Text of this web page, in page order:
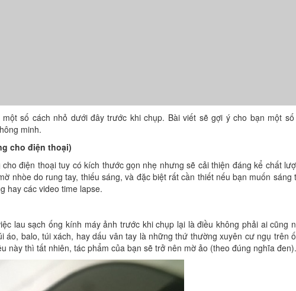
số cách nhỏ dưới đây trước khi chụp. Bài viết sẽ gợi ý cho bạn một
minh.
cho điện thoại)
điện thoại tuy có kích thước gọn nhẹ nhưng sẽ cải thiện đáng kể chất
nhòe do rung tay, thiếu sáng, và đặc biệt rất cần thiết nếu bạn muốn sáng
hay các video time lapse.
lau sạch ống kính máy ảnh trước khi chụp lại là điều không phải ai cũng
áo, balo, túi xách, hay dấu vân tay là những thứ thường xuyên cư ngụ trên
này thì tất nhiên, tác phẩm của bạn sẽ trở nên mờ ảo (theo đúng nghĩa đen).